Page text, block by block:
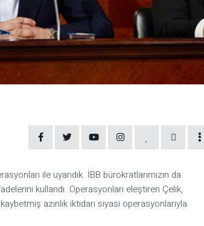
ile uyandık. İBB bürokratlarımızın da
kullandı. Operasyonları eleştiren Çelik,
azınlık iktidarı siyasi operasyonlarıyla